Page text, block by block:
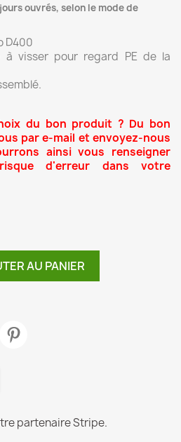
ouvrés, selon le mode de
D400
à visser pour regard PE de la
du bon produit ? Du bon
par e-mail et envoyez-nous
ainsi vous renseigner
d'erreur dans votre
AU PANIER
partenaire Stripe.